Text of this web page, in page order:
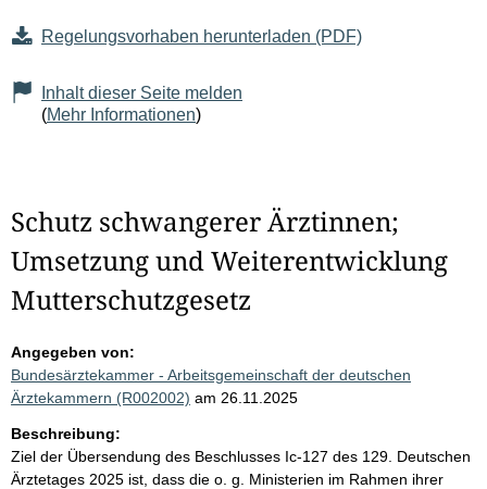
Regelungsvorhaben herunterladen (PDF)
Inhalt dieser Seite melden
(Mehr Informationen)
Schutz schwangerer Ärztinnen;
Umsetzung und Weiterentwicklung
Mutterschutzgesetz
Angegeben von:
Bundesärztekammer - Arbeitsgemeinschaft der deutschen
Ärztekammern (R002002) am 26.11.2025
Beschreibung:
Ziel der Übersendung des Beschlusses Ic-127 des 129. Deutschen
Ärztetages 2025 ist, dass die o. g. Ministerien im Rahmen ihrer